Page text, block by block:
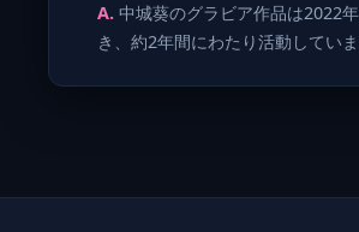
中城葵のグラビア作品は2022
き、約2年間にわたり活動していま